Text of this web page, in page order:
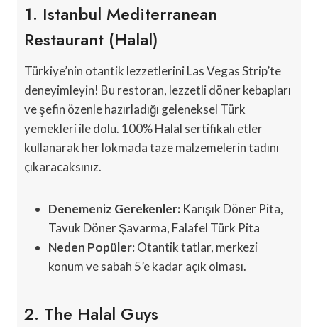
1. Istanbul Mediterranean
Restaurant (Halal)
Türkiye’nin otantik lezzetlerini Las Vegas Strip’te
deneyimleyin! Bu restoran, lezzetli döner kebapları
ve şefin özenle hazırladığı geleneksel Türk
yemekleri ile dolu. 100% Halal sertifikalı etler
kullanarak her lokmada taze malzemelerin tadını
çıkaracaksınız.
Denemeniz Gerekenler: Karışık Döner Pita,
Tavuk Döner Şavarma, Falafel Türk Pita
Neden Popüler:Otantik tatlar, merkezi
konum ve sabah 5’e kadar açık olması.
2. The Halal Guys